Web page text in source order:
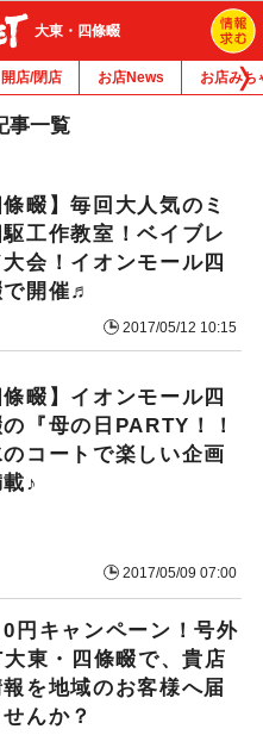
大東・四條畷
開店/閉店 お店News お店みち
事一覧
條畷】毎回大人気のミ
工作教室！ベイブレ
会！イオンモール四
開催♬
2017/05/12 10:15
條畷】イオンモール四
『母の日PARTY！！
のコートで楽しい企画
♪
2017/05/09 07:00
円キャンペーン！号外
大東・四條畷で、貴店
を地域のお客様へ届
んか？